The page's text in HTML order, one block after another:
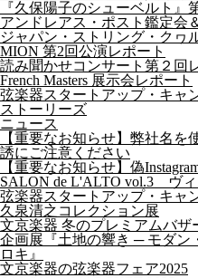
『久保陽子のシューベルト』
アンドレアス・ポスト鑑定会
ジャパン・ストリング・クヮ
MION 第2回公演レポート
読み聞かせコンサート第２回
French Masters 展示会レポート
弦楽器スタートアップ・キャ
ストーリーズ
ニュース
【重要なお知らせ】弊社名
誘にご注意ください
【重要なお知らせ】偽
SALON de L'ALTO vol.3 ヴ
弦楽器スタートアップ・キャ
久泉清之コレクション展
文京楽器 冬のプレミアムバザ
企画展『土地の響き ─ モダン
ロキ』
文京楽器の弦楽器フェア2025